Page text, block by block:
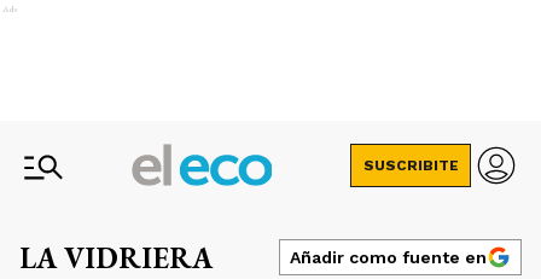
Ads
SUSCRIBITE
LA VIDRIERA Añadir como fuente en